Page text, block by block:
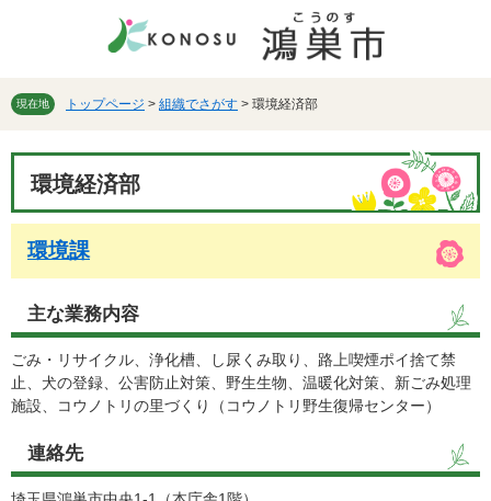
先
で
を
ば
本
現在地 トップページ > 組織でさがす > 環境経済部
環境経済部
環境課
主な業務内容
ごみ・リサイクル、浄化槽、し尿くみ取り、路上喫煙ポイ捨て禁
止、犬の登録、公害防止対策、野生生物、温暖化対策、新ごみ処理
施設、コウノトリの里づくり（コウノトリ野生復帰センター）
連絡先